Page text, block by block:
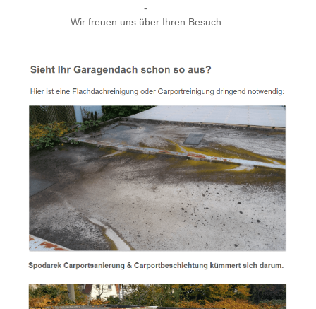
-
Wir freuen uns über Ihren Besuch